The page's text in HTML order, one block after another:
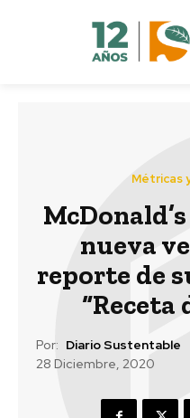
Métricas
nueva
reporte de
“Receta
Por: Diario Sustentable
28 Diciembre, 2020